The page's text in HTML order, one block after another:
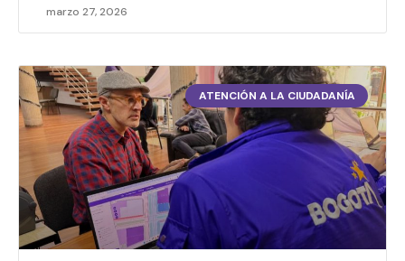
marzo 27, 2026
ATENCIÓN A LA CIUDADANÍA